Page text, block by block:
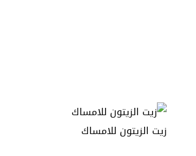
زيت الزيتون للامساك